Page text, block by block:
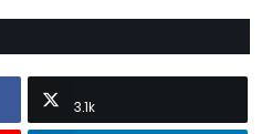
3.1k